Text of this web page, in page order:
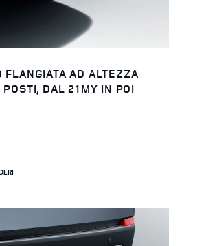
AD ALTEZZA
DAL 21MY IN POI